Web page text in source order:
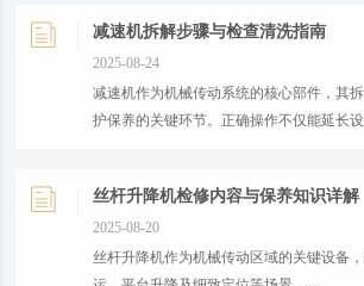
减速机拆解步骤与检查清洗指南
2025-08-24
减速机作为机械传动系统的核心部件，其
护保养的关键环节。正确操作不仅能延长
丝杆升降机检修内容与保养知识详解
2025-08-20
丝杆升降机作为机械传动区域的关键设备